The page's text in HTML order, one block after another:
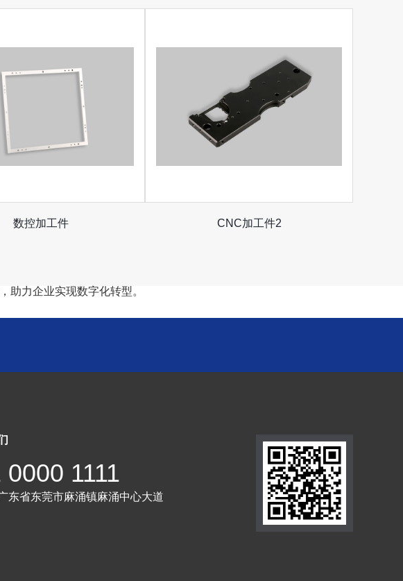
数控加工件 CNC加工件2
助力企业实现数字化转型。
0000 1111
东省东莞市麻涌镇麻涌中心大道